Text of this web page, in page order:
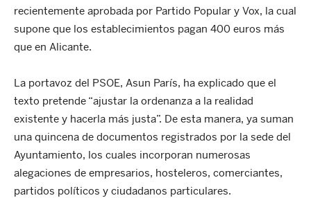
recientemente aprobada por Partido Popular y Vox, la cual
supone que los establecimientos pagan 400 euros más
que en Alicante.
La portavoz del PSOE, Asun París, ha explicado que el
texto pretende “ajustar la ordenanza a la realidad
existente y hacerla más justa”. De esta manera, ya suman
una quincena de documentos registrados por la sede del
Ayuntamiento, los cuales incorporan numerosas
alegaciones de empresarios, hosteleros, comerciantes,
partidos políticos y ciudadanos particulares.